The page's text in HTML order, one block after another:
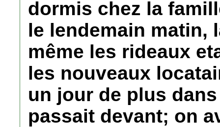
dormis chez la
le lendemain matin,
même les rideaux
les nouveaux
un jour de plus
passait devant; on